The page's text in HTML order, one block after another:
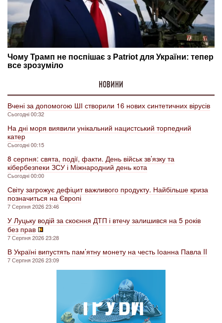
НОВИНИ
Вчені за допомогою ШІ створили 16 нових синтетичних вірусів
Сьогодні 00:32
На дні моря виявили унікальний нацистський торпедний
катер
Сьогодні 00:15
8 серпня: свята, події, факти. День військ зв’язку та
кібербезпеки ЗСУ і Міжнародний день кота
Сьогодні 00:00
Світу загрожує дефіцит важливого продукту. Найбільше криза
позначиться на Європі
7 Серпня 2026 23:46
У Луцьку водій за скоєння ДТП і втечу залишився на 5 років
без прав
7 Серпня 2026 23:28
В Україні випустять пам’ятну монету на честь Іоанна Павла II
7 Серпня 2026 23:09